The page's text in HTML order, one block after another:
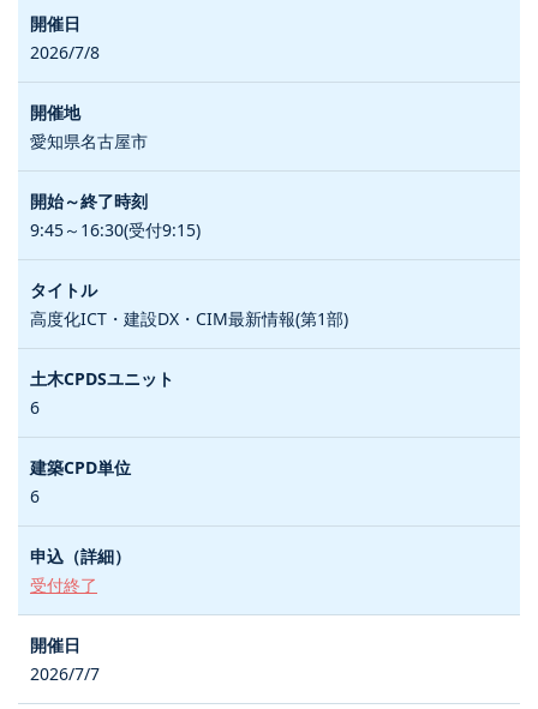
2026/7/8
愛知県名古屋市
9:45～16:30(受付9:15)
高度化ICT・建設DX・CIM最新情報(第1部)
6
6
受付終了
2026/7/7